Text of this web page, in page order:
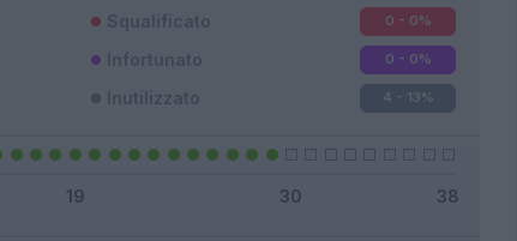
Squalificato 0 - 0%
Infortunato 0 - 0%
Inutilizzato 4 - 13%